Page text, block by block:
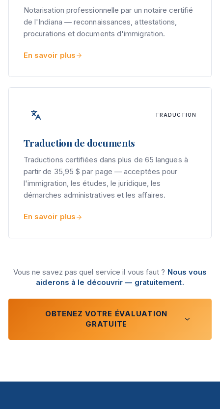
Notarisation professionnelle par un notaire certifié
de l'Indiana — reconnaissances, attestations,
procurations et documents d'immigration.
En savoir plus
TRADUCTION
Traduction de documents
Traductions certifiées dans plus de 65 langues à
partir de 35,95 $ par page — acceptées pour
l'immigration, les études, le juridique, les
démarches administratives et les affaires.
En savoir plus
Vous ne savez pas quel service il vous faut ? Nous vous
aiderons à le découvrir — gratuitement.
OBTENEZ VOTRE ÉVALUATION
GRATUITE